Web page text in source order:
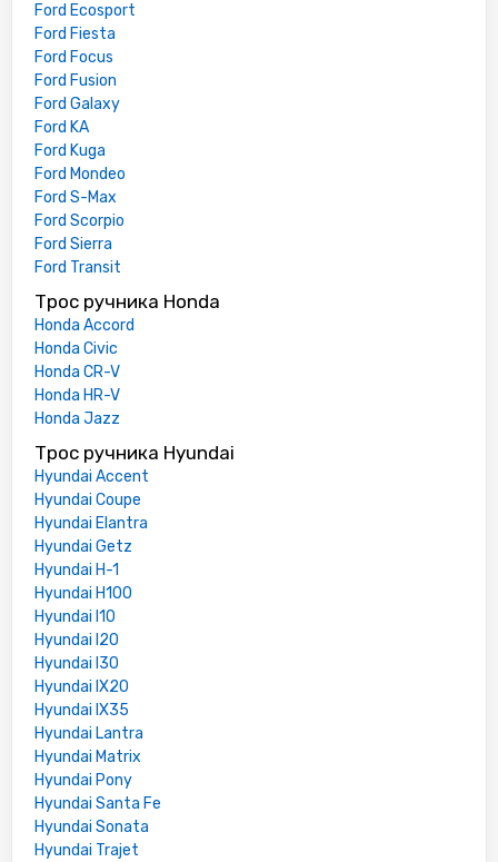
Ford Ecosport
Ford Fiesta
Ford Focus
Ford Fusion
Ford Galaxy
Ford KA
Ford Kuga
Ford Mondeo
Ford S-Max
Ford Scorpio
Ford Sierra
Ford Transit
Трос ручника Honda
Honda Accord
Honda Civic
Honda CR-V
Honda HR-V
Honda Jazz
Трос ручника Hyundai
Hyundai Accent
Hyundai Coupe
Hyundai Elantra
Hyundai Getz
Hyundai H-1
Hyundai H100
Hyundai I10
Hyundai I20
Hyundai I30
Hyundai IX20
Hyundai IX35
Hyundai Lantra
Hyundai Matrix
Hyundai Pony
Hyundai Santa Fe
Hyundai Sonata
Hyundai Trajet